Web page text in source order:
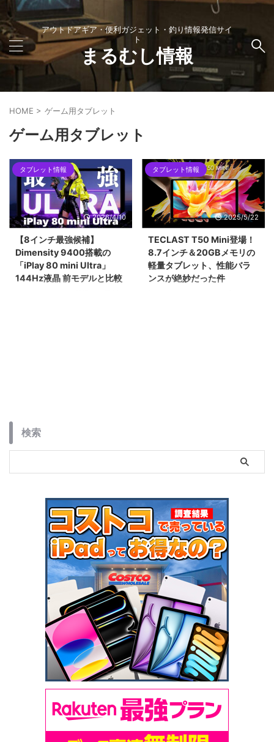
アウトドアギア・便利ガジェット・釣り情報発信サイ
ト
まるむし情報
HOME > ゲーム用タブレット
ゲーム用タブレット
タブレット情報
2026/4/10
【8インチ最強候補】
Dimensity 9400搭載の
「iPlay 80 mini Ultra」
144Hz液晶 前モデルと比較
台です。
タブレット情報
2025/5/22
TECLAST T50 Mini登場！
8.7インチ＆20GBメモリの
軽量タブレット、性能バラ
ンスが絶妙だった件
検索